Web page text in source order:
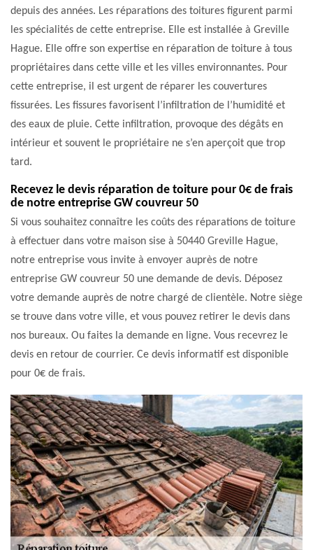
depuis des années. Les réparations des toitures figurent parmi
les spécialités de cette entreprise. Elle est installée à Greville
Hague. Elle offre son expertise en réparation de toiture à tous
propriétaires dans cette ville et les villes environnantes. Pour
cette entreprise, il est urgent de réparer les couvertures
fissurées. Les fissures favorisent l’infiltration de l’humidité et
des eaux de pluie. Cette infiltration, provoque des dégâts en
intérieur et souvent le propriétaire ne s’en aperçoit que trop
tard.
Recevez le devis réparation de toiture pour 0€ de frais
de notre entreprise GW couvreur 50
Si vous souhaitez connaître les coûts des réparations de toiture
à effectuer dans votre maison sise à 50440 Greville Hague,
notre entreprise vous invite à envoyer auprès de notre
entreprise GW couvreur 50 une demande de devis. Déposez
votre demande auprès de notre chargé de clientèle. Notre siège
se trouve dans votre ville, et vous pouvez retirer le devis dans
nos bureaux. Ou faites la demande en ligne. Vous recevrez le
devis en retour de courrier. Ce devis informatif est disponible
pour 0€ de frais.